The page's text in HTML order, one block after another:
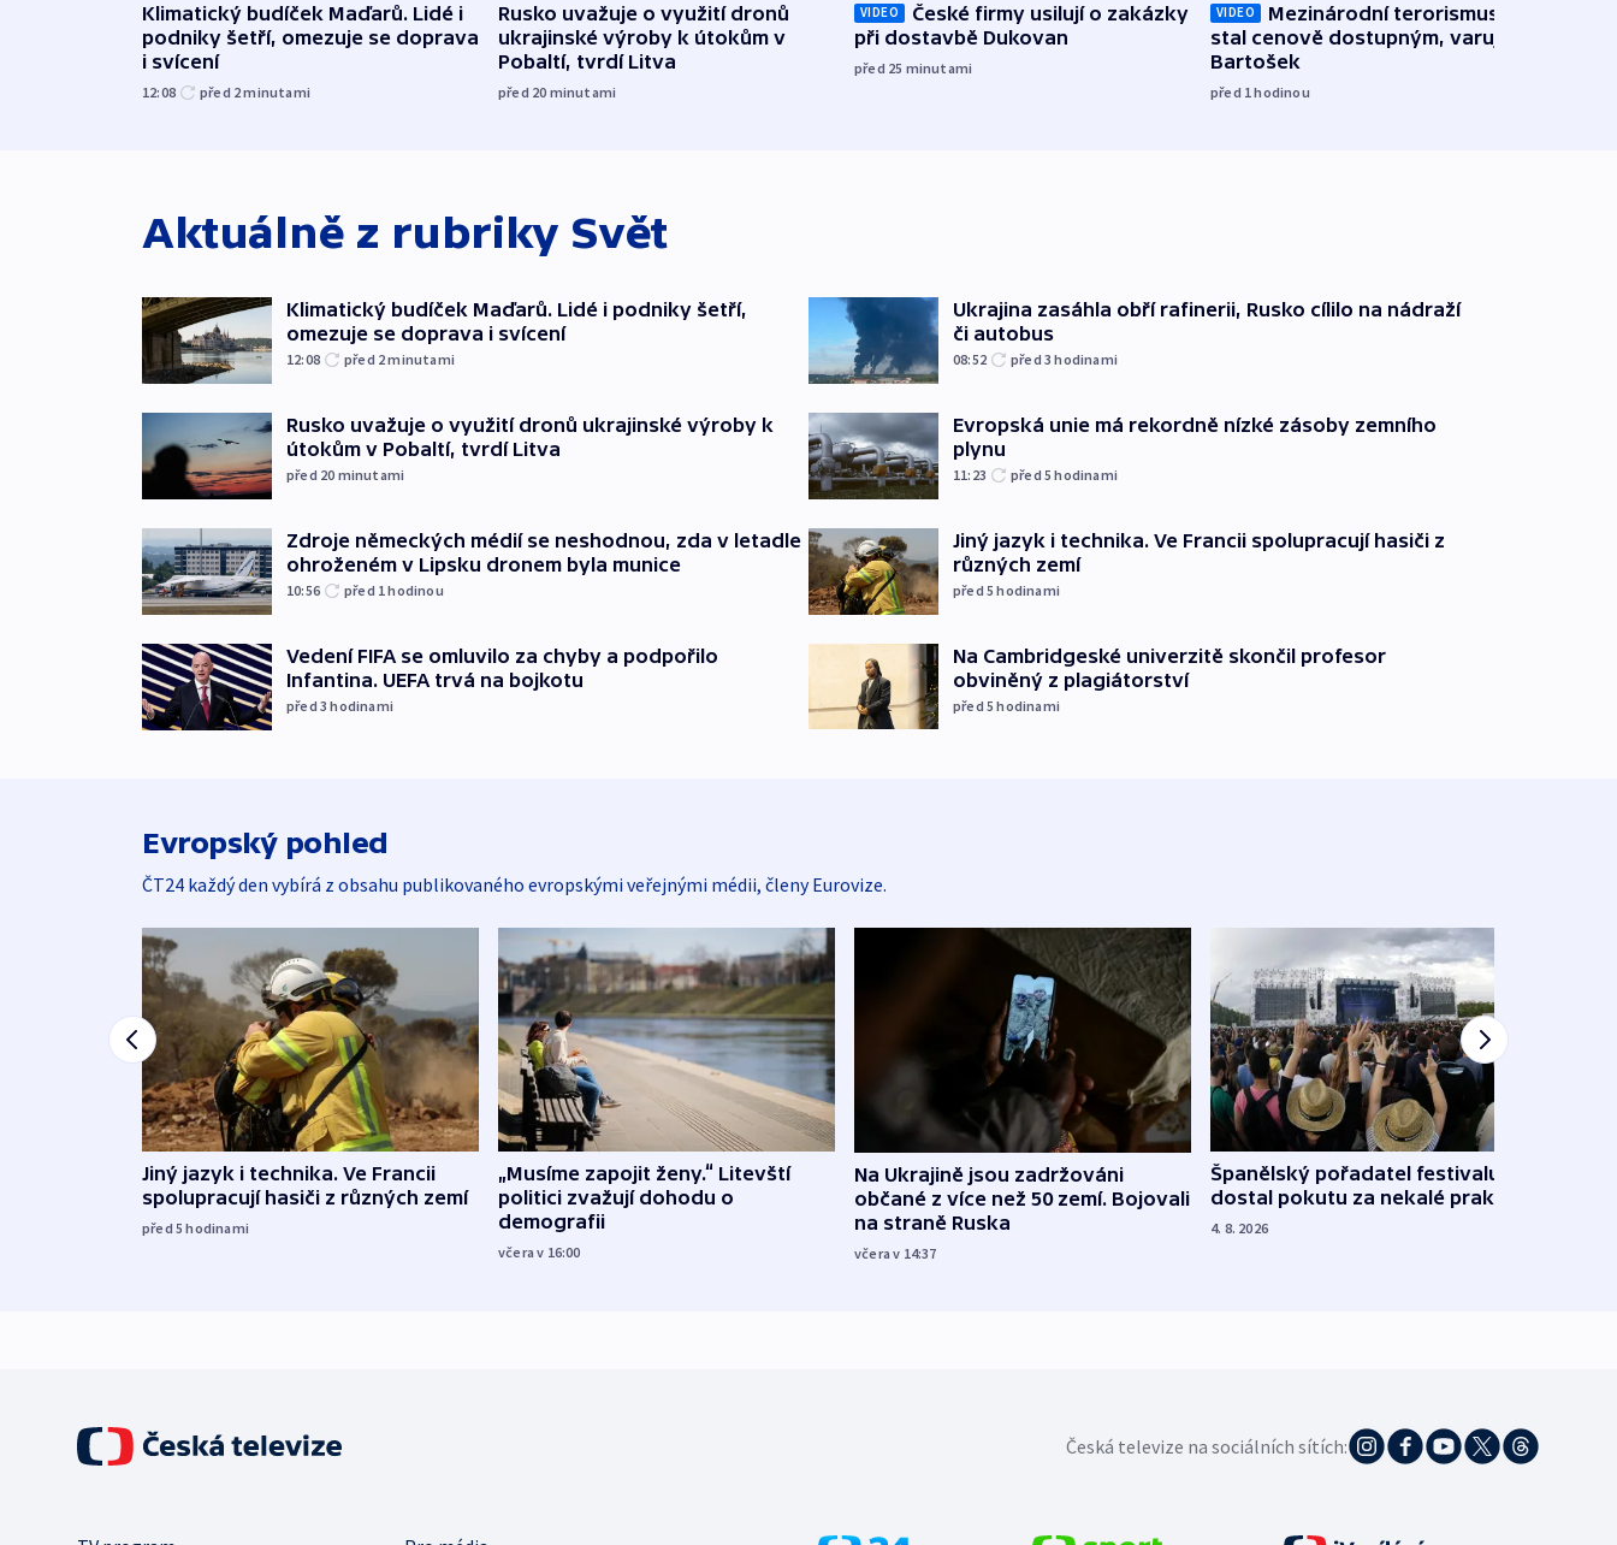
Klimatický budíček Maďarů. Lidé i
podniky šetří, omezuje se doprava
i svícení
12:08 před 2minutami
Rusko uvažuje o využití dronů
ukrajinské výroby k útokům v
Pobaltí, tvrdí Litva
před 20 minutami
VIDEO
České firmy usilují o zakázky
při dostavbě Dukovan
před 25 minutami
VIDEO
Mezinárodní terorismus se
stal cenově dostupným, varuje
Bartošek
před 1hodinou
Aktuálně z rubriky Svět
Klimatický budíček Maďarů. Lidé i podniky šetří,
omezuje se doprava i svícení
12:08 před 2minutami
Rusko uvažuje o využití dronů ukrajinské výroby k
útokům v Pobaltí, tvrdí Litva
před 20 minutami
Zdroje německých médií se neshodnou, zda v letadle
ohroženém v Lipsku dronem byla munice
10:56 před 1hodinou
Vedení FIFA se omluvilo za chyby a podpořilo
Infantina. UEFA trvá na bojkotu
před 3hodinami
Ukrajina zasáhla obří rafinerii, Rusko cílilo na nádraží
či autobus
08:52 před 3hodinami
Evropská unie má rekordně nízké zásoby zemního
plynu
11:23 před 5hodinami
Jiný jazyk i technika. Ve Francii spolupracují hasiči z
různých zemí
před 5hodinami
Na Cambridgeské univerzitě skončil profesor
obviněný z plagiátorství
před 5hodinami
Evropský pohled
ČT24 každý den vybírá z obsahu publikovaného evropskými veřejnými médii, členy Eurovize.
Jiný jazyk i technika. Ve Francii
spolupracují hasiči z různých zemí
před 5hodinami
„Musíme zapojit ženy.“ Litevští
politici zvažují dohodu o
demografii
včera v 16:00
Na Ukrajině jsou zadržováni
občané z více než 50 zemí. Bojovali
na straně Ruska
včera v 14:37
Španělský pořadatel festivalu
dostal pokutu za nekalé praktiky
4. 8. 2026
Česká televize na sociálních sítích: